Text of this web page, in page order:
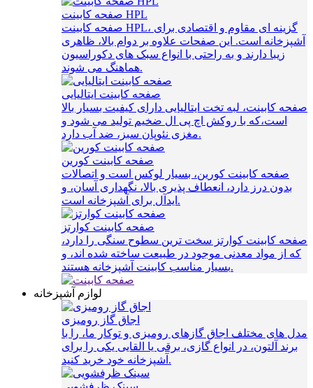
صفحه کابینت HPL
صفحه کابینت HPL، گزینه‌ ای مقاوم و اقتصادی برای
آشپزخانه است. این صفحات علاوه بر دوام بالا، ظاهری
زیبا دارند و به راحتی با انواع سبک‌ های دکوراسیون
هماهنگ می‌ شوند.
صفحه کابینت ایتالیایی
صفحه کابینت، لبه تخت ایتالیایی دارای کیفیت بسیار بالا
است،که با روکش اچ پی ال ضخیم تولید می شود و
مغزی نئوپان سبز، ضد آب دارد.
صفحه کابینت کورین
صفحه کابینت کورین، بسیار لوکس است و اتصالات
بدون درز دارد، انعطاف پذیری بالا، نگهداری آسان، و
ایدآل برای آشپزخانه است.
صفحه کابینت کوارتز
صفحه کابینت کوارتز سخت ترین سطوح سنگی را دارد،
که از مواد معدنی موجود در طبیعت ساخته شده اند، و
بسیار مناسب کابینت آشپزخانه هستند.
لوازم آشپزخانه
اجاق گاز رومیزی
مدل های مختلف اجاق گازهای رومیزی و توکار ما، را با
برند آلتون، در انواع گازی، برقی یا القایی یکی را برای
آشپزخانه خود خرید کنید.